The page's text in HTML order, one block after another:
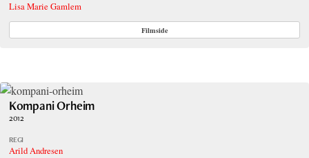
Lisa Marie Gamlem
Filmside
Kompani Orheim
2012
REGI
Arild Andresen